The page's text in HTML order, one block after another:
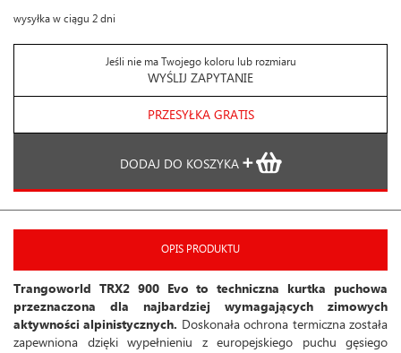
wysyłka w ciągu 2 dni
Jeśli nie ma Twojego koloru lub rozmiaru
WYŚLIJ ZAPYTANIE
PRZESYŁKA GRATIS
DODAJ DO KOSZYKA
OPIS PRODUKTU
Trangoworld TRX2 900 Evo to techniczna kurtka puchowa
przeznaczona dla najbardziej wymagających zimowych
aktywności alpinistycznych. Doskonała ochrona termiczna została
zapewniona dzięki wypełnieniu z europejskiego puchu gęsiego